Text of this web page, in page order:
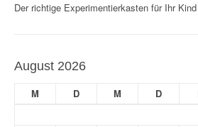
Der richtige Experimentierkasten für Ihr Kind
August 2026
M D M D